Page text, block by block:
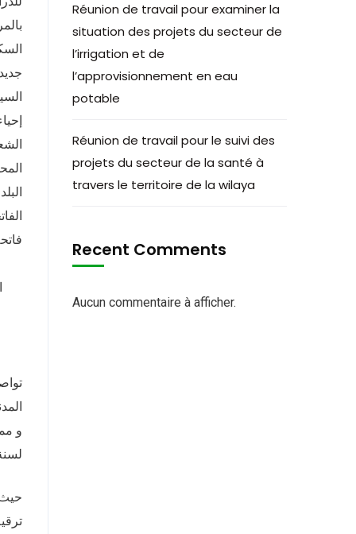
و
لسنة
ترقية 08 أفراد من رقيب إلى مساعد ، 26 فرد من عريف إلى رقيب ، و
Réunion de travail pour examiner la
situation des projets du secteur de
l’irrigation et de
l’approvisionnement en eau
potable
Réunion de travail pour le suivi des
projets du secteur de la santé à
travers le territoire de la wilaya
Recent Comments
Aucun commentaire à afficher.